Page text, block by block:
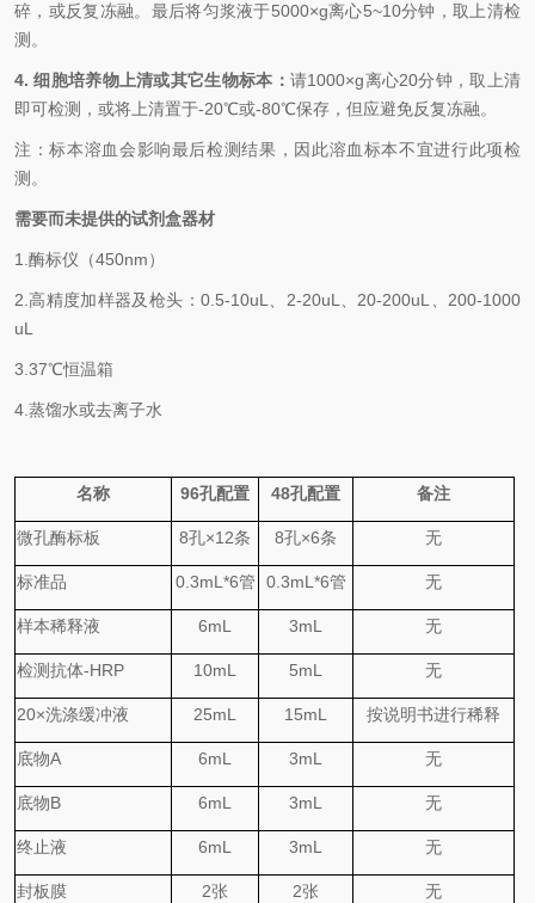
碎，或反复冻融。最后将匀浆液于5000×g离心5~10分钟，取上清检
测。
4. 细胞培养物上清或其它生物标本： 请1000×g离心20分钟，取上清
即可检测，或将上清置于-20℃或-80℃保存，但应避免反复冻融。
注：标本溶血会影响最后检测结果，因此溶血标本不宜进行此项检
测。
需要而未提供的试剂盒器材
1. 酶标仪（450nm）
2. 高精度加样器及枪头： 0.5-10uL 2-20uL 20-200uL
200-1000
uL
3. 37℃恒温箱
4. 蒸馏水或去离子水
名称 96孔配置 48孔配置 备注
微孔酶标板 8孔×12条 8孔×6条 无
标准品 0. 3mL*6管 0. 3mL*6管 无
样本稀释液 6mL 3mL 无
检测抗体-HRP 10mL 5mL 无
20×洗涤缓冲液 25mL 15mL 按说明书进行稀释
底物A 6mL 3mL 无
底物B 6mL 3mL 无
终止液 6mL 3mL 无
封板膜 2张 2张 无